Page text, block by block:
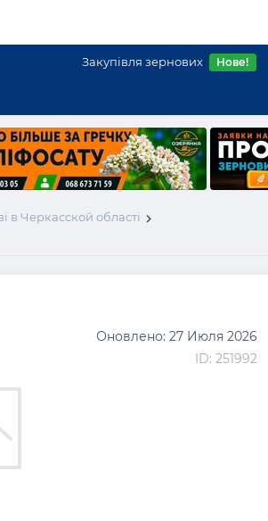
Закупівля зернових Нове!
в Черкасской області
Оновлено: 27 Июля 2026
ID: 251992